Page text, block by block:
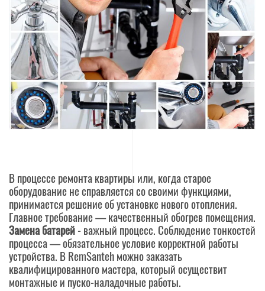
В процессе ремонта квартиры или, когда старое
оборудование не справляется со своими функциями,
принимается решение об установке нового отопления.
Главное требование — качественный обогрев помещения.
Замена батарей- важный процесс. Соблюдение тонкостей
процесса — обязательное условие корректной работы
устройства. В RemSanteh можно заказать
квалифицированного мастера, который осуществит
монтажные и пуско-наладочные работы.